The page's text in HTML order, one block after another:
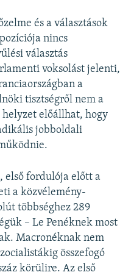
és a választások
nincs
választás
voksolást jelenti,
a
tisztségről nem a
előállhat, hogy
jobboldali
első fordulója előtt a
a közvélemény-
többséghez 289
– Le Penéknek most
Macronéknak nem
összefogó
körülire. Az első